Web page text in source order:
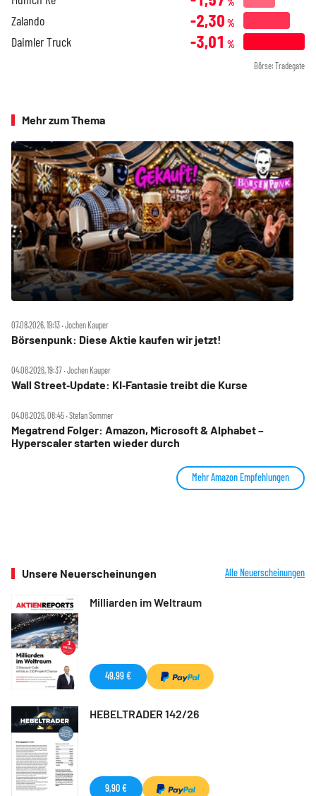
Zalando -2,30 %
Daimler Truck -3,01 %
Börse: Tradegate
Mehr zum Thema
07.08.2026, 19:13 ‧ Jochen Kauper
Börsenpunk: Diese Aktie kaufen wir jetzt!
04.08.2026, 19:37 ‧ Jochen Kauper
Wall Street‑Update: KI‑Fantasie treibt die Kurse
04.08.2026, 08:45 ‧ Stefan Sommer
Megatrend Folger: Amazon, Microsoft & Alphabet –
Hyperscaler starten wieder durch
Mehr Amazon Empfehlungen
Unsere Neuerscheinungen Alle Neuerscheinungen
Milliarden im Weltraum
49,99 €
HEBELTRADER 142/26
9,90 €